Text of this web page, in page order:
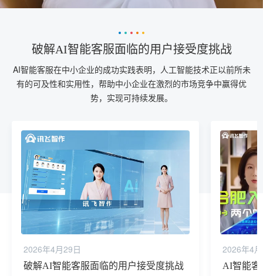
破解AI智能客服面临的用户接受度挑战
AI智能客服在中小企业的成功实践表明，人工智能技术正以前所未
有的可及性和实用性，帮助中小企业在激烈的市场竞争中赢得优
势，实现可持续发展。
2026年4月29日
破解AI智能客服面临的用户接受度挑战
2026年4
AI智能客